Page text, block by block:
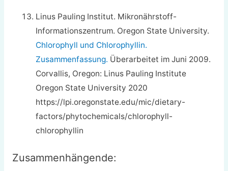
Linus Pauling Institut. Mikronährstoff-
Informationszentrum. Oregon State University.
Chlorophyll und Chlorophyllin.
Zusammenfassung. Überarbeitet im Juni 2009.
Corvallis, Oregon: Linus Pauling Institute
Oregon State University 2020
https://lpi.oregonstate.edu/mic/dietary-
factors/phytochemicals/chlorophyll-
chlorophyllin
Zusammenhängende: